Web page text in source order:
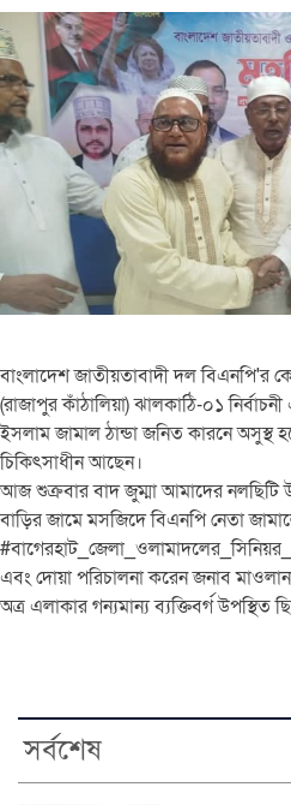
বাংলাদেশ জাতীয়তাবাদী দল বিএনপি'র
(রাজাপুর কাঁঠালিয়া) ঝালকাঠি-০১
ইসলাম জামাল ঠান্ডা জনিত কারনে অসুস্থ
চিকিৎসাধীন আছেন।
আজ শুক্রবার বাদ জুম্মা আমাদের নলছিটি
বাড়ির জামে মসজিদে বিএনপি নেতা
এবং দোয়া পরিচালনা করেন জনাব
অত্র এলাকার গন্যমান্য ব্যক্তিবর্গ উপস্থিত
সর্বশেষ